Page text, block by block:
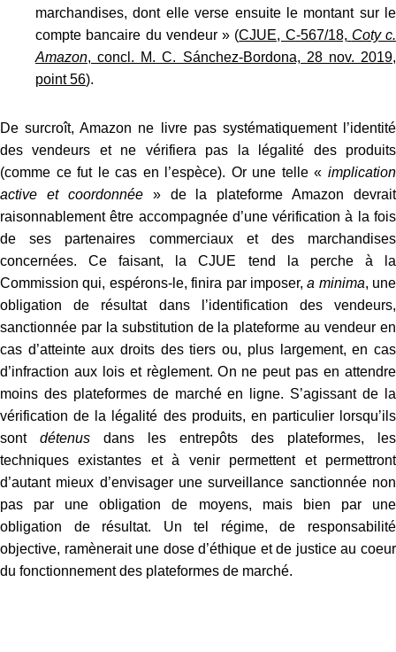
marchandises, dont elle verse ensuite le montant sur le
compte bancaire du vendeur » (CJUE, C‑567/18, Coty c.
Amazon, concl. M. C. Sánchez-Bordona, 28 nov. 2019,
point 56).
De surcroît, Amazon ne livre pas systématiquement l’identité
des vendeurs et ne vérifiera pas la légalité des produits
(comme ce fut le cas en l’espèce). Or une telle « implication
active et coordonnée
» de la plateforme Amazon devrait
raisonnablement être accompagnée d’une vérification à la fois
de ses partenaires commerciaux et des marchandises
concernées. Ce faisant, la CJUE tend la perche à la
Commission qui, espérons-le, finira par imposer, a minima, une
obligation de résultat dans l’identification des vendeurs,
sanctionnée par la substitution de la plateforme au vendeur en
cas d’atteinte aux droits des tiers ou, plus largement, en cas
d’infraction aux lois et règlement. On ne peut pas en attendre
moins des plateformes de marché en ligne. S’agissant de la
vérification de la légalité des produits, en particulier lorsqu’ils
sont
détenus dans les entrepôts des plateformes, les
techniques existantes et à venir permettent et permettront
d’autant mieux d’envisager une surveillance sanctionnée non
pas par une obligation de moyens, mais bien par une
obligation de résultat. Un tel régime, de responsabilité
objective, ramènerait une dose d’éthique et de justice au coeur
du fonctionnement des plateformes de marché.